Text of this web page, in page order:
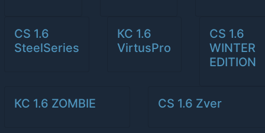
CS 1.6
SteelSeries
КС 1.6
VirtusPro
CS 1.6
WINTER
EDITION
КС 1.6 ZOMBIE CS 1.6 Zver